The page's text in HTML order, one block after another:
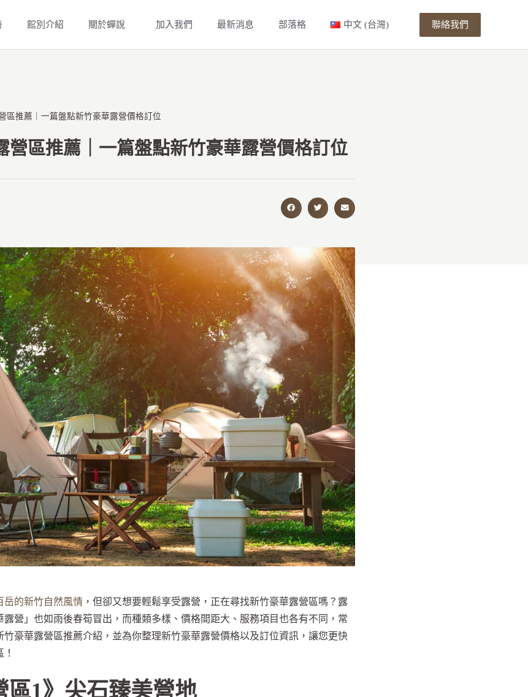
館別介紹 關於蟬說 加入我們 最新消息 部落格 中文 (台灣) 聯絡我們
區推薦｜一篇盤點新竹豪華露營價格訂位
營區推薦｜一篇盤點新竹豪華露營價格訂位
岳的新竹自然風情 ，但卻又想要輕鬆享受露營，正在尋找新竹豪華露營區嗎？露
營」也如雨後春筍冒出，而種類多樣、價格間距大、服務項目也各有不同，常
竹豪華露營區推薦介紹，並為你整理新竹豪華露營價格以及訂位資訊，讓您更快
區1》尖石臻美營地